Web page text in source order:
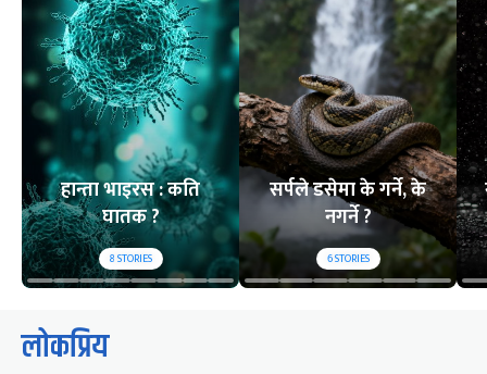
हान्ता भाइरस : कति
घातक ?
8STORIES
सर्पले डसेमा के गर्ने, के
नगर्ने ?
6STORIES
लोकप्रिय